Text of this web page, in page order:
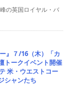
の英国ロイヤル・バ
』７/16（木）「カ
トークイベント開催
米・ウエストコー
シャンたち